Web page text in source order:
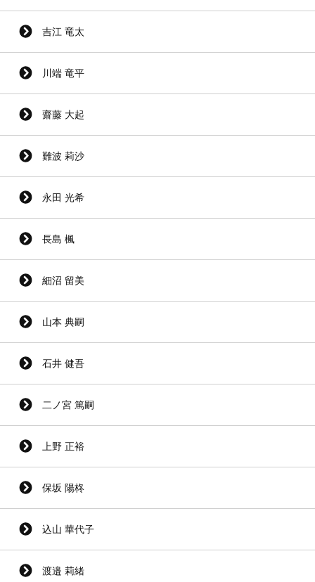
吉江 竜太
川端 竜平
齋藤 大起
難波 莉沙
永田 光希
長島 楓
細沼 留美
山本 典嗣
石井 健吾
二ノ宮 篤嗣
上野 正裕
保坂 陽柊
込山 華代子
渡邉 莉緒